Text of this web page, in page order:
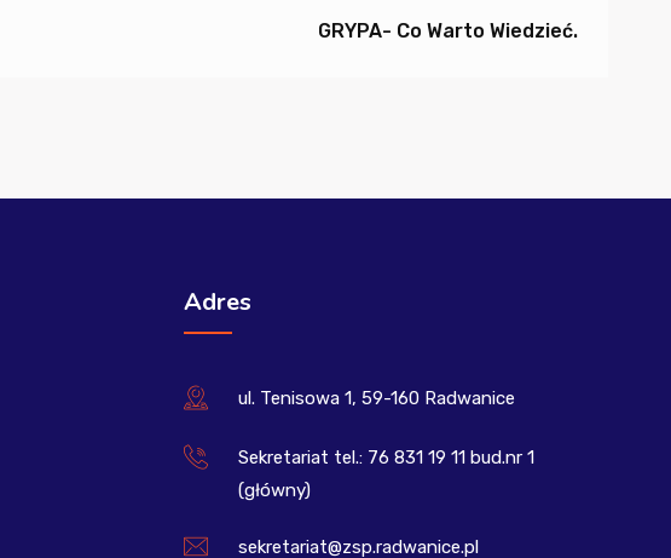
GRYPA- Co Warto Wiedzieć.
Adres
ul. Tenisowa 1, 59-160 Radwanice
Sekretariat tel.: 76 831 19 11 bud.nr 1
(główny)
sekretariat@zsp.radwanice.pl